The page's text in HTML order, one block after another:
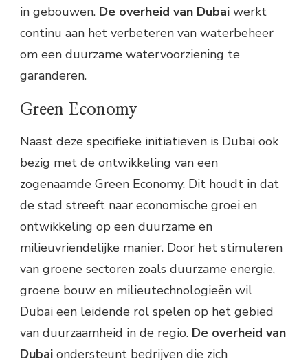
in gebouwen. De overheid van Dubai werkt
continu aan het verbeteren van waterbeheer
om een duurzame watervoorziening te
garanderen.
Green Economy
Naast deze specifieke initiatieven is Dubai ook
bezig met de ontwikkeling van een
zogenaamde Green Economy. Dit houdt in dat
de stad streeft naar economische groei en
ontwikkeling op een duurzame en
milieuvriendelijke manier. Door het stimuleren
van groene sectoren zoals duurzame energie,
groene bouw en milieutechnologieën wil
Dubai een leidende rol spelen op het gebied
van duurzaamheid in de regio. De overheid van
Dubai ondersteunt bedrijven die zich